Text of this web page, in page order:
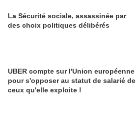
La Sécurité sociale, assassinée par
des choix politiques délibérés
UBER compte sur l'Union européenne
pour s'opposer au statut de salarié de
ceux qu'elle exploite !